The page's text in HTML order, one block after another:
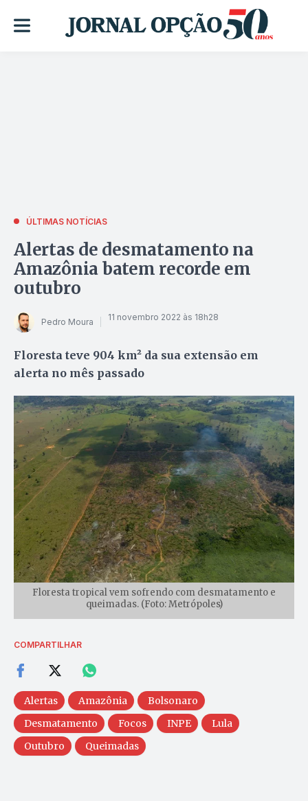
ÚLTIMAS NOTÍCIAS
Alertas de desmatamento na
Amazônia batem recorde em
outubro
Pedro Moura 11 novembro 2022 às 18h28
Floresta teve 904 km² da sua extensão em
alerta no mês passado
Floresta tropical vem sofrendo com desmatamento e
queimadas. (Foto: Metrópoles)
COMPARTILHAR
Alertas Amazônia
Bolsonaro
Desmatamento
Focos INPE
Lula
Outubro
Queimadas